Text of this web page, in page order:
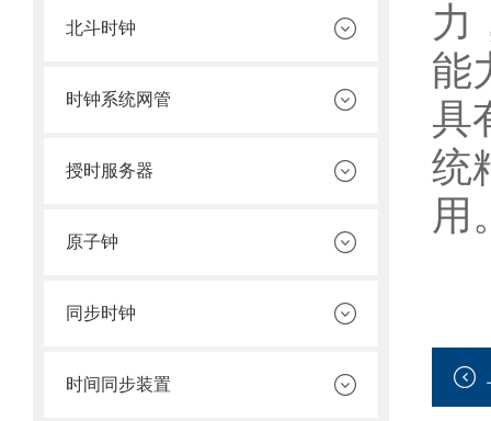
北斗时钟
时钟系统网管
授时服务器
原子钟
同步时钟
时间同步装置
力
能
具
统
用